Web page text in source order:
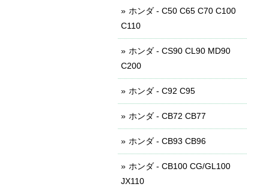
ホンダ - C50 C65 C70 C100
C110
ホンダ - CS90 CL90 MD90
C200
ホンダ - C92 C95
ホンダ - CB72 CB77
ホンダ - CB93 CB96
ホンダ - CB100 CG/GL100
JX110